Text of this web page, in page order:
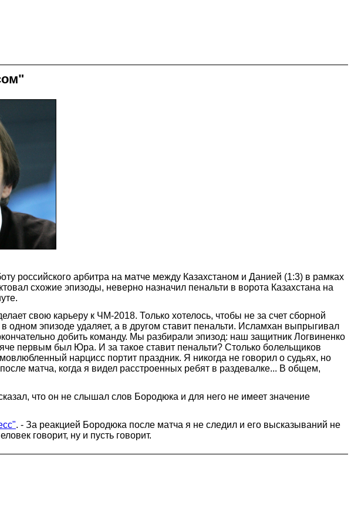
российского арбитра на матче между Казахстаном и Данией (1:3) в рамках
схожие эпизоды, неверно назначил пенальти в ворота Казахстана на
свою карьеру к ЧМ-2018. Только хотелось, чтобы не за счет сборной
одном эпизоде удаляет, а в другом ставит пенальти. Исламхан выпрыгивал
добить команду. Мы разбирали эпизод: наш защитник Логвиненко
первым был Юра. И за такое ставит пенальти? Столько болельщиков
нарцисс портит праздник. Я никогда не говорил о судьях, но
матча, когда я видел расстроенных ребят в раздевалке... В общем,
что он не слышал слов Бородюка и для него не имеет значение
. - За реакцией Бородюка после матча я не следил и его высказываний не
говорит, ну и пусть говорит.